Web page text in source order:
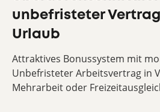
unbefristeter
Urlaub
Attraktives Bonussystem mit
Unbefristeter Arbeitsvertrag in
Mehrarbeit oder